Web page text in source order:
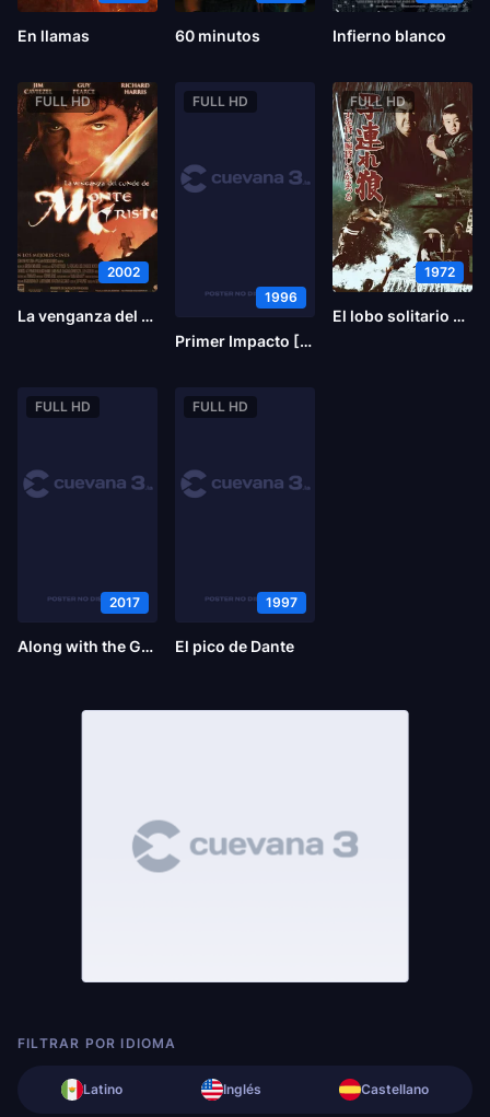
En llamas 60 minutos Infierno blanco
FULL HD
2002
La venganza del conde de Montecristo
FULL HD
1996
Primer Impacto [Historia Policiaca 4]
FULL HD
1972
El lobo solitario y su cachorro: Niño y maestría en alquiler
FULL HD
2017
Along with the Gods: Los dos mundos
FULL HD
1997
El pico de Dante
FILTRAR POR IDIOMA
Latino Inglés Castellano